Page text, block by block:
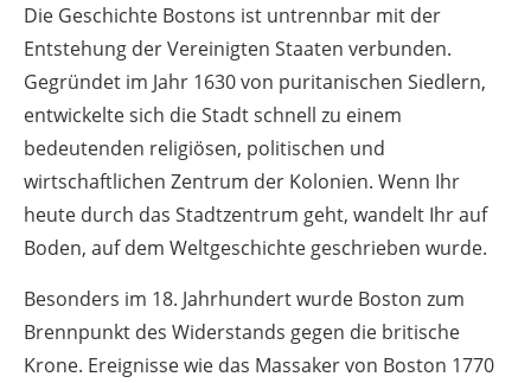
Die Geschichte Bostons ist untrennbar mit der
Entstehung der Vereinigten Staaten verbunden.
Gegründet im Jahr 1630 von puritanischen Siedlern,
entwickelte sich die Stadt schnell zu einem
bedeutenden religiösen, politischen und
wirtschaftlichen Zentrum der Kolonien. Wenn Ihr
heute durch das Stadtzentrum geht, wandelt Ihr auf
Boden, auf dem Weltgeschichte geschrieben wurde.
Besonders im 18. Jahrhundert wurde Boston zum
Brennpunkt des Widerstands gegen die britische
Krone. Ereignisse wie das Massaker von Boston 1770